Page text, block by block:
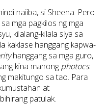
naiiba, si Sheena. Pero
mga pagkilos ng mga
kilalang-kilala siya sa
kaklase hanggang kapwa-
hanggang sa mga guro,
kina manong photocs.
makitungo sa tao. Para
at
patulak.